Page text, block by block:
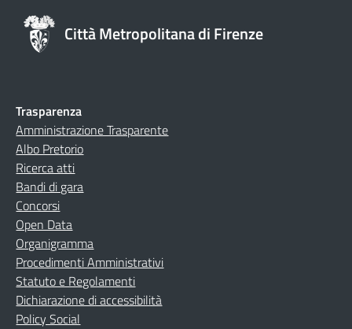
Città Metropolitana di Firenze
Trasparenza
Amministrazione Trasparente
Albo Pretorio
Ricerca atti
Bandi di gara
Concorsi
Open Data
Organigramma
Procedimenti Amministrativi
Statuto e Regolamenti
Dichiarazione di accessibilità
Policy Social